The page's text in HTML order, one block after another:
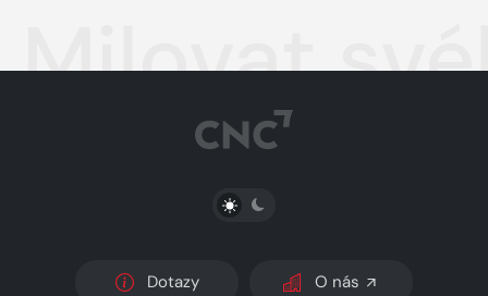
Milovat
PŘEPNOUT SVĚTLÝ/TMAVÝ REŽIM
Dotazy O nás